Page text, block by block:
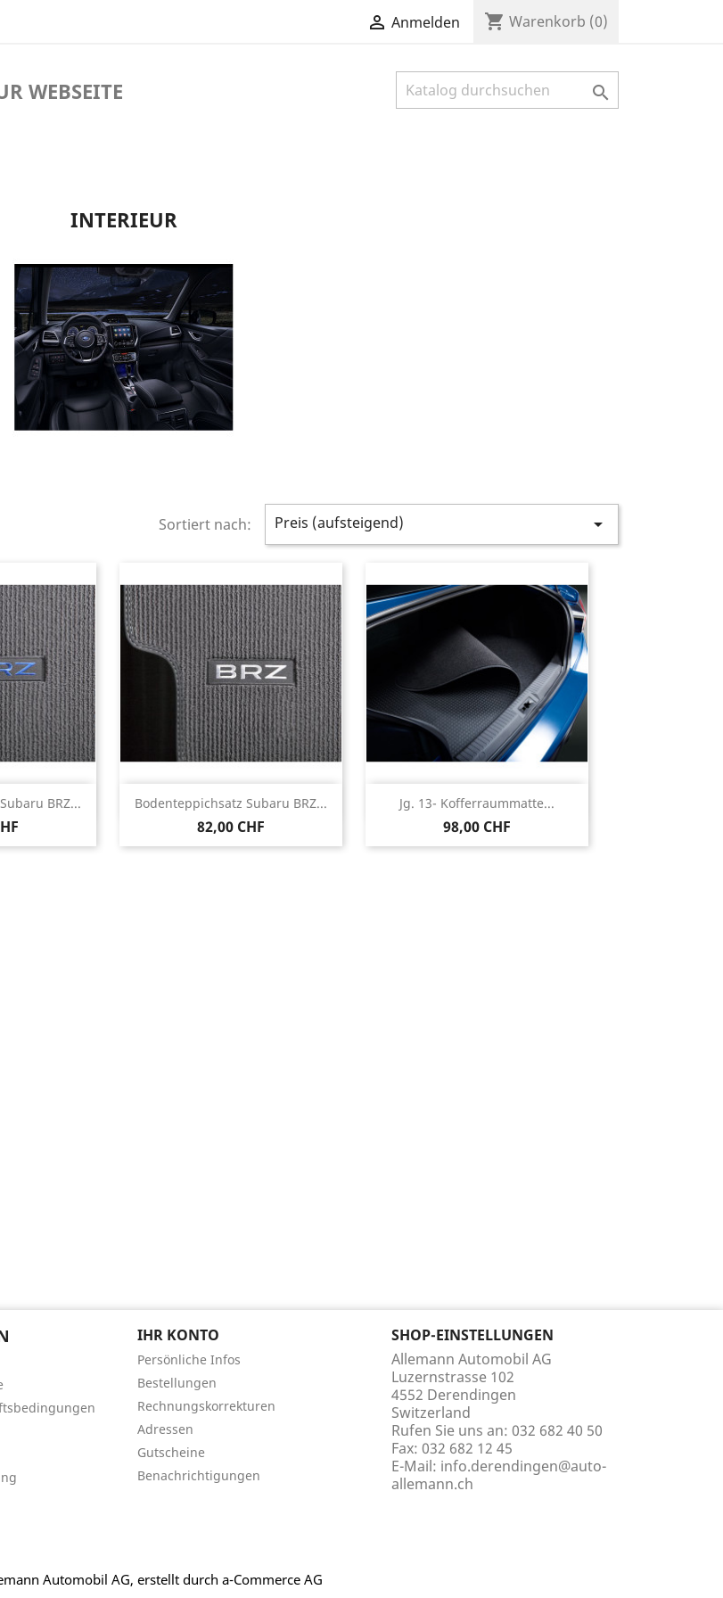
 Anmelden shopping_cart Warenkorb (0)
WEBSEITE 
INTERIEUR
Sortiert nach: Preis (aufsteigend) 
BRZ... Bodenteppichsatz Subaru BRZ...
82,00 CHF
Vorschau Jg. 13- Kofferraummatte...
98,00 CHF
Vorschau
IHR KONTO
Persönliche Infos
Bestellungen
Rechnungskorrekturen
Adressen
Gutscheine
Benachrichtigungen
SHOP-EINSTELLUNGEN
Allemann Automobil AG
Luzernstrasse 102
4552 Derendingen
Switzerland
Rufen Sie uns an: 032 682 40 50
Fax: 032 682 12 45
E-Mail: info.derendingen@auto-
allemann.ch
Automobil AG, erstellt durch a-Commerce AG